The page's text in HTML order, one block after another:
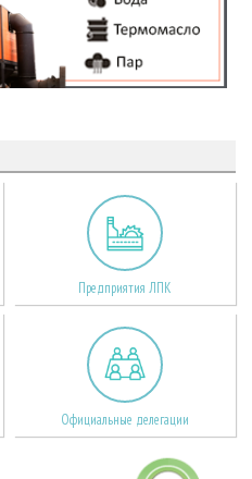
Предприятия ЛПК
Официальные делегации